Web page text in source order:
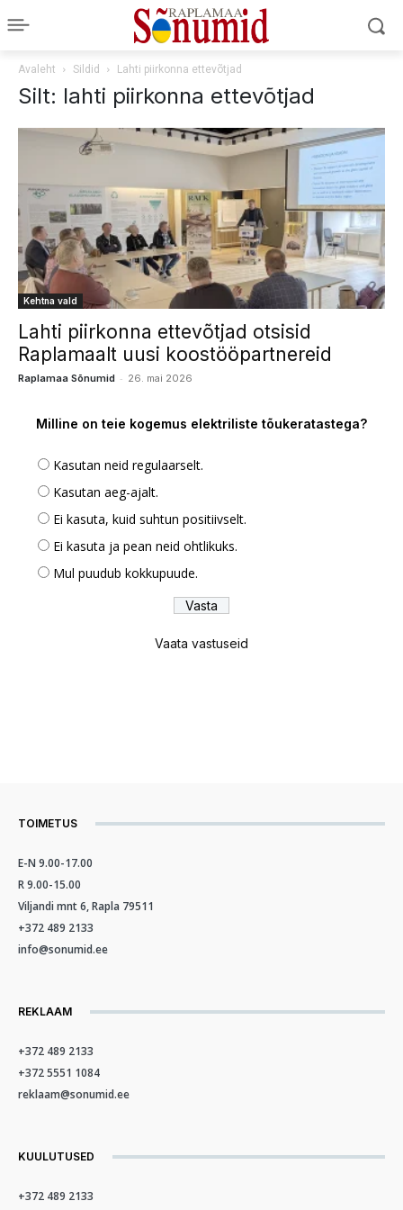
Avaleht Sildid Lahti piirkonna ettevõtjad
Silt: lahti piirkonna ettevõtjad
Kehtna vald
Lahti piirkonna ettevõtjad otsisid
Raplamaalt uusi koostööpartnereid
Raplamaa Sõnumid - 26. mai 2026
Milline on teie kogemus elektriliste tõukeratastega?
Kasutan neid regulaarselt.
Kasutan aeg-ajalt.
Ei kasuta, kuid suhtun positiivselt.
Ei kasuta ja pean neid ohtlikuks.
Mul puudub kokkupuude.
Vaata vastuseid
TOIMETUS
E-N 9.00-17.00
R 9.00-15.00
Viljandi mnt 6, Rapla 79511
+372 489 2133
info@sonumid.ee
REKLAAM
+372 489 2133
+372 5551 1084
reklaam@sonumid.ee
KUULUTUSED
+372 489 2133